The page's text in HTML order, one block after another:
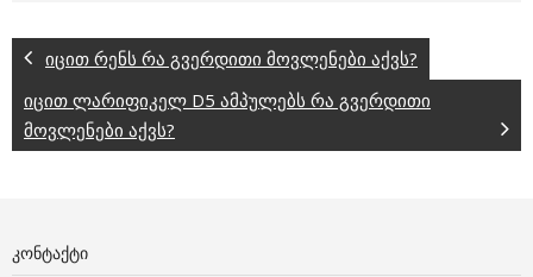
იცით რენს რა გვერდითი მოვლენები აქვს?
იცით ლარიფიკელ D5 ამპულებს რა გვერდითი
მოვლენები აქვს?
ᲙᲝᲜᲢᲐᲥᲢᲘ